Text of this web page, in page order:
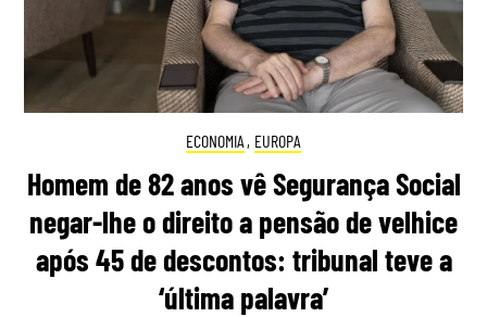
ECONOMIA , EUROPA
Homem de 82 anos vê Segurança Social
negar-lhe o direito a pensão de velhice
após 45 de descontos: tribunal teve a
‘última palavra’